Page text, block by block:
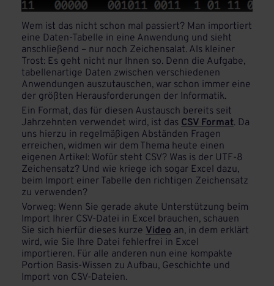
Wem ist das nicht schon mal passiert? Man importiert
eine Daten-Tabelle in eine Anwendung und sieht
anschließend – nur noch Zeichensalat. Als kleiner
Trost: Es geht nicht nur Ihnen so. Denn die Aufgabe,
tabellenartige Daten zwischen verschiedenen
Anwendungen auszutauschen, war schon immer eine
der größten Herausforderungen der Informatik.
Ein Format, das für diesen Austausch bereits seit
Jahrzehnten verwendet wird, ist das CSV Format. Da
uns hierzu in regelmäßigen Abständen Fragen
erreichen, widmen wir dem Thema heute einen
eigenen Artikel: Wofür steht CSV? Was is der UTF-8
Zeichensatz? Und wie kriege ich sogar Excel dazu,
beim Import einer Tabelle den richtigen Zeichensatz
zu verwenden?
Vorweg: Wenn Sie gerade akute Unterstützung beim
Import Ihrer CSV-Datei in Excel brauchen, schauen
Sie sich hierfür dieses kurze Video an, in dem erklärt
wird, wie Sie Ihre Datei fehlerfrei in Excel
importieren. Für alle anderen nun eine kompakte
Portion Basis-Wissen zu Aufbau, Geschichte und
Import von CSV-Dateien.